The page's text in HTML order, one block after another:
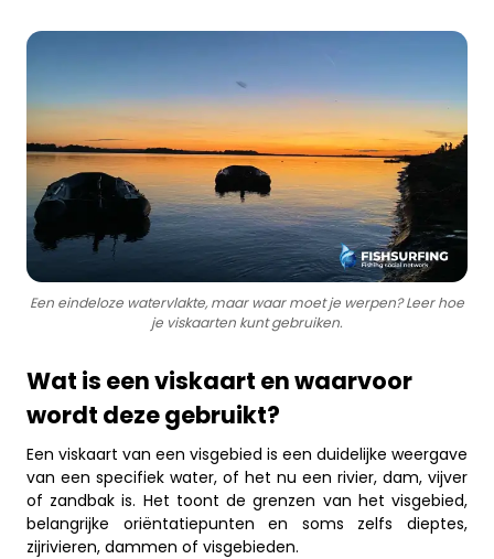
Een eindeloze watervlakte, maar waar moet je werpen? Leer hoe
je viskaarten kunt gebruiken.
Wat is een viskaart en waarvoor
wordt deze gebruikt?
Een viskaart van een visgebied is een duidelijke weergave
van een specifiek water, of het nu een rivier, dam, vijver
of zandbak is. Het toont de grenzen van het visgebied,
belangrijke oriëntatiepunten en soms zelfs dieptes,
zijrivieren, dammen of visgebieden.